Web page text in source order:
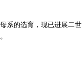
系的选育，现已进展二世